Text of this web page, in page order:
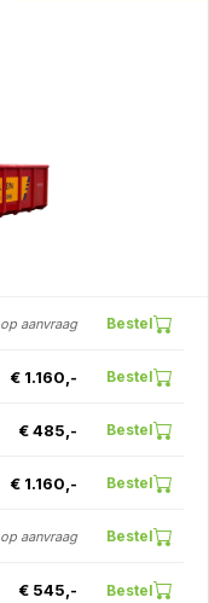
op aanvraag Bestel
€ 1.160,- Bestel
€ 485,- Bestel
€ 1.160,- Bestel
op aanvraag Bestel
€ 545,- Bestel